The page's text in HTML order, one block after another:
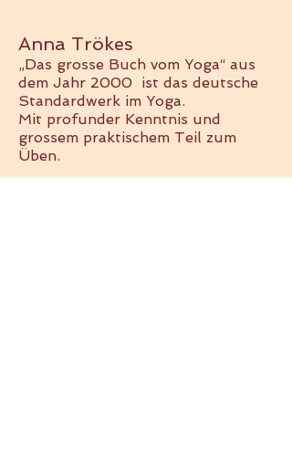
Anna Trökes
„Das grosse Buch vom Yoga“ aus
dem Jahr 2000 ist das deutsche
Standardwerk im Yoga.
Mit profunder Kenntnis und
grossem praktischem Teil zum
Üben.